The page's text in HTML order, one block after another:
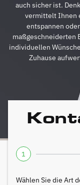
auch sicher ist.
vermittelt Ihnen
entspannen
maßgeschneiderten
individuellen
Zuhause
1
Wählen Sie die Art